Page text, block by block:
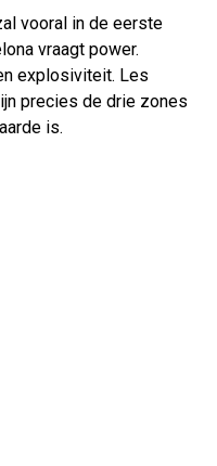
vooral in de eerste
vraagt power.
explosiviteit. Les
precies de drie zones
is.